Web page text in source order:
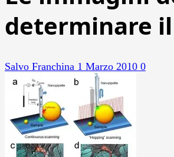
determinare
Salvo Franchina 1 Marzo 2010 0